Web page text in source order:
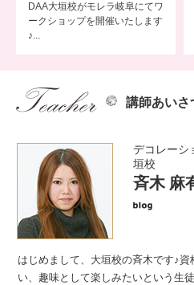
DAA大垣校がモレラ岐阜にてワ
ークショップを開催いたします
♪...
講師あいさ
デコレーシ
垣校
斉木 麻
はじめまして、大垣校の斉木です♪
い、趣味として楽しみたいという生